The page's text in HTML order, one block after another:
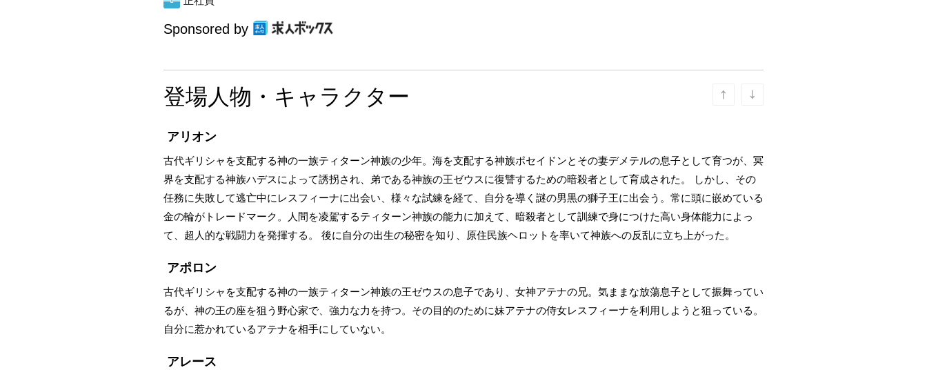
Sponsored by
登場人物・キャラクター
アリオン
古代ギリシャを支配する神の一族ティターン神族の少年。海を支配する神族ポセイドンとその妻デメテルの息子として育つが、冥
界を支配する神族ハデスによって誘拐され、弟である神族の王ゼウスに復讐するための暗殺者として育成された。 しかし、その
任務に失敗して逃亡中にレスフィーナに出会い、様々な試練を経て、自分を導く謎の男黒の獅子王に出会う。常に頭に嵌めている
金の輪がトレードマーク。人間を凌駕するティターン神族の能力に加えて、暗殺者として訓練で身につけた高い身体能力によっ
て、超人的な戦闘力を発揮する。 後に自分の出生の秘密を知り、原住民族ヘロットを率いて神族への反乱に立ち上がった。
アポロン
古代ギリシャを支配する神の一族ティターン神族の王ゼウスの息子であり、女神アテナの兄。気ままな放蕩息子として振舞ってい
るが、神の王の座を狙う野心家で、強力な力を持つ。その目的のために妹アテナの侍女レスフィーナを利用しようと狙っている。
自分に惹かれているアテナを相手にしていない。
アレース